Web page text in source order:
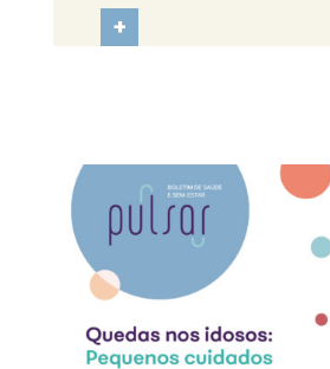
e o trabalho realizado
educação para a saúde.
+